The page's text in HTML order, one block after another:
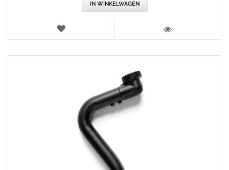
IN WINKELWAGEN
VERLANGLIJST